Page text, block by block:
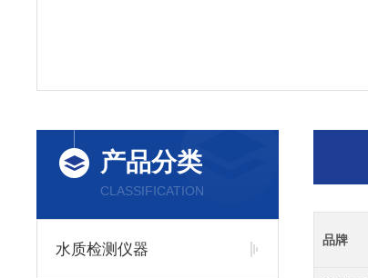
产品分类
CLASSIFICATION
水质检测仪器
品牌